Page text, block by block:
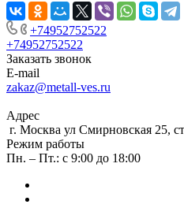
+74952752522
+74952752522
Заказать звонок
E-mail
zakaz@metall-ves.ru
Адрес
г. Москва ул Смирновская 25,
Режим работы
Пн. – Пт.: с 9:00 до 18:00